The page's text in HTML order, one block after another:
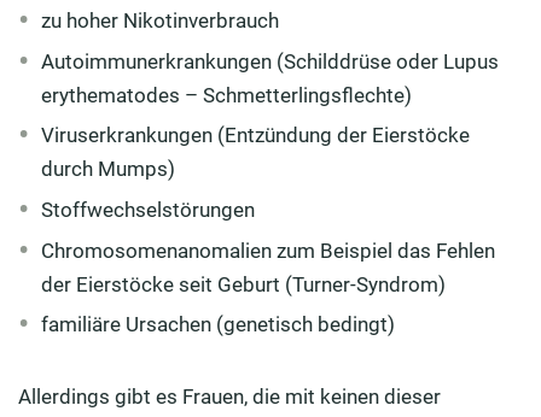
zu hoher Nikotinverbrauch
Autoimmunerkrankungen (Schilddrüse oder Lupus
erythematodes – Schmetterlingsflechte)
Viruserkrankungen (Entzündung der Eierstöcke
durch Mumps)
Stoffwechselstörungen
Chromosomenanomalien zum Beispiel das Fehlen
der Eierstöcke seit Geburt (Turner-Syndrom)
familiäre Ursachen (genetisch bedingt)
Allerdings gibt es Frauen, die mit keinen dieser